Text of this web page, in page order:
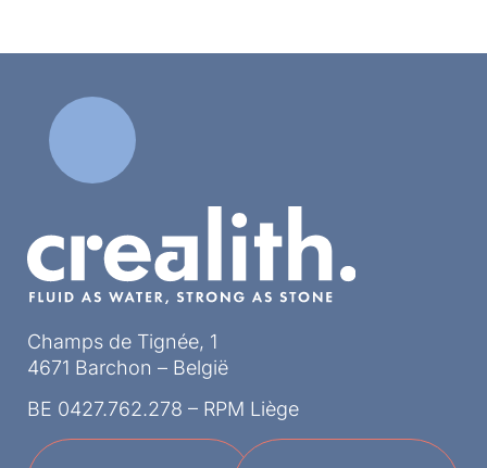
Champs de Tignée, 1
4671 Barchon – België
BE 0427.762.278 – RPM Liège